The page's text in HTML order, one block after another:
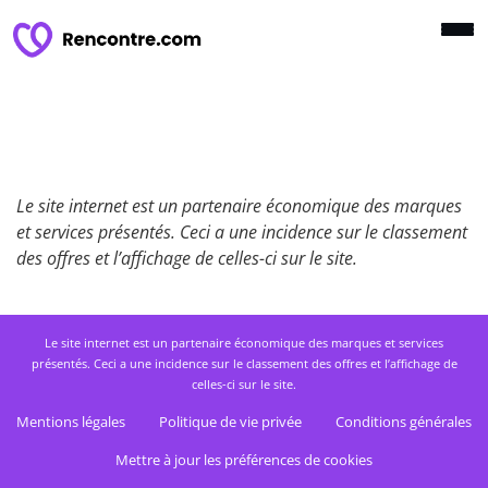
Le site internet est un partenaire économique des marques
et services présentés. Ceci a une incidence sur le classement
des offres et l’affichage de celles-ci sur le site.
Le site internet est un partenaire économique des marques et services
présentés. Ceci a une incidence sur le classement des offres et l’affichage de
celles-ci sur le site.
Mentions légales Politique de vie privée
Conditions générales
Mettre à jour les préférences de cookies